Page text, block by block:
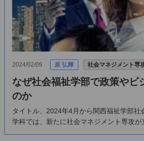
2024/02/09 原 弘輝 社会マネジメント専
なぜ社会福祉学部で政策やビ
のか
タイトル、2024年4月から関西福祉学部社
学科では、新たに社会マネジメント専攻が